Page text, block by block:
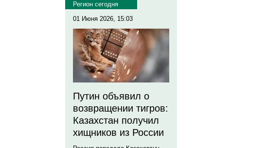
Регион сегодня
01 Июня 2026, 15:03
Путин объявил о
возвращении тигров:
Казахстан получил
хищников из России